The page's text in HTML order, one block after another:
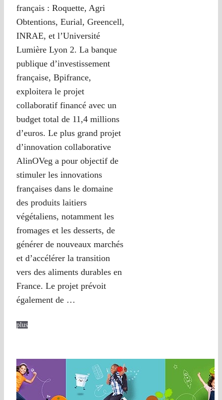
français : Roquette, Agri
Obtentions, Eurial, Greencell,
INRAE, et l’Université
Lumière Lyon 2. La banque
publique d’investissement
française, Bpifrance,
exploitera le projet
collaboratif financé avec un
budget total de 11,4 millions
d’euros. Le plus grand projet
d’innovation collaborative
AlinOVeg a pour objectif de
stimuler les innovations
françaises dans le domaine
des produits laitiers
végétaliens, notamment les
fromages et les desserts, de
générer de nouveaux marchés
et d’accélérer la transition
vers des aliments durables en
France. Le projet prévoit
également de …
plus